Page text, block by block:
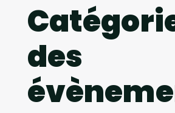
des